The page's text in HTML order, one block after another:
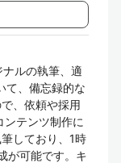
ルの執筆、適
て、備忘録的な
、依頼や採用
テンツ制作に
しており、1時
が可能です。キ